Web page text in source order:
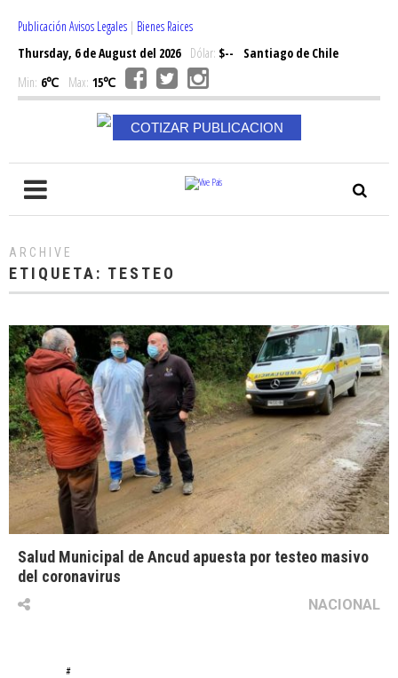
Publicación Avisos Legales | Bienes Raices
Thursday, 6 de August del 2026Dólar: $--
Santiago de Chile
Min: 6℃ Max: 15℃
COTIZAR PUBLICACION
ARCHIVE
ETIQUETA: TESTEO
Salud Municipal de Ancud apuesta por testeo masivo
del coronavirus
NACIONAL
#